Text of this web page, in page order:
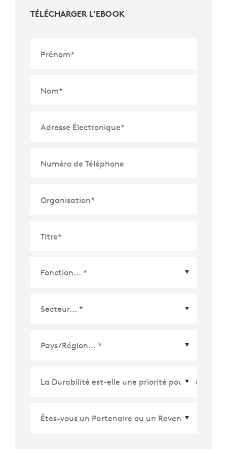
TÉLÉCHARGER L’EBOOK
Prénom*
Nom*
Adresse Électronique*
Numéro de Téléphone
Organisation*
Titre*